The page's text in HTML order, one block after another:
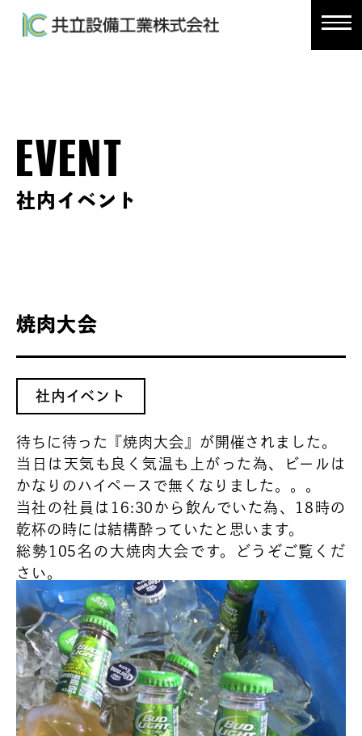
EVENT
社内イベント
焼肉大会
社内イベント
待ちに待った『焼肉大会』が開催されました。
当日は天気も良く気温も上がった為、ビールは
かなりのハイペースで無くなりました。。。
当社の社員は16:30から飲んでいた為、18時の
乾杯の時には結構酔っていたと思います。
総勢105名の大焼肉大会です。どうぞご覧くだ
さい。